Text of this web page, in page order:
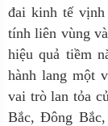
đai kinh tế
tính liên vùng
hiệu quả tiềm
hành lang một
vai trò lan tỏa
Bắc, Đông